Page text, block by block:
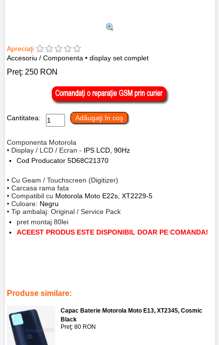
Apreciaţi
Accesoriu / Componenta • display set complet
Preţ: 250 RON
Cantitatea: Adăugaţi în coş
Componenta Motorola
• Display / LCD / Ecran - IPS LCD, 90Hz
Cod Producator 5D68C21370
• Cu Geam / Touchscreen (Digitizer)
• Carcasa rama fata
• Compatibil cu Motorola Moto E22s, XT2229-5
• Culoare: Negru
• Tip ambalaj: Original / Service Pack
pret montaj 80lei
ACEEST PRODUS ESTE DISPONIBIL DOAR PE COMANDA!
Produse similare:
Capac Baterie Motorola Moto E13, XT2345, Cosmic
Black
Preţ: 80 RON